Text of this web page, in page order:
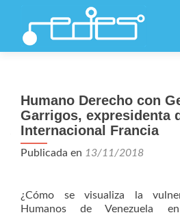
Humano Derecho con
Garrigos, expresidenta
Internacional Francia
Publicada en 13/11/2018
¿Cómo se visualiza la
Humanos de Venezuela